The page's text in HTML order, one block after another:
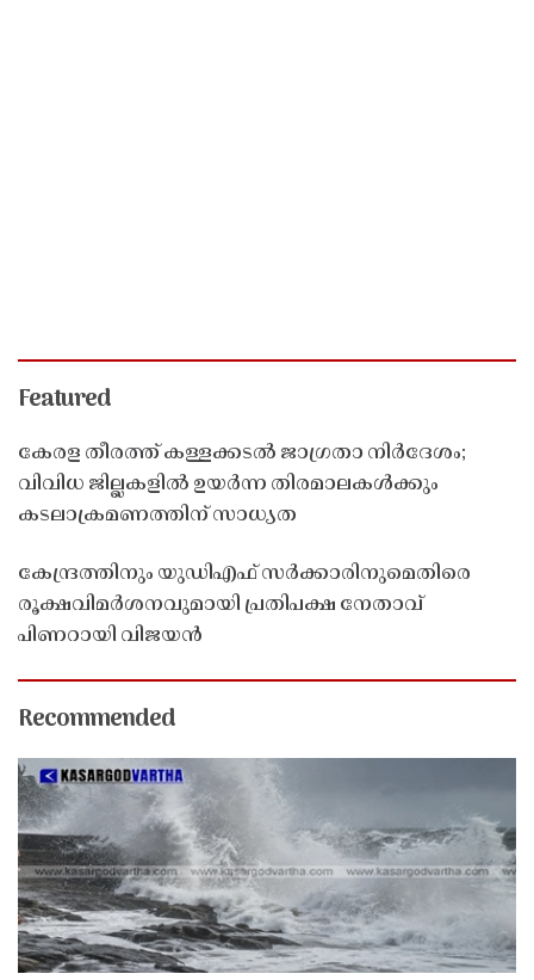
Featured
കേരള തീരത്ത് കള്ളക്കടൽ ജാഗ്രതാ നിർദേശം;
വിവിധ ജില്ലകളിൽ ഉയർന്ന തിരമാലകൾക്കും
കടലാക്രമണത്തിന് സാധ്യത
കേന്ദ്രത്തിനും യുഡിഎഫ് സർക്കാരിനുമെതിരെ
രൂക്ഷവിമർശനവുമായി പ്രതിപക്ഷ നേതാവ്
പിണറായി വിജയൻ
Recommended